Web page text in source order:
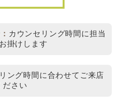
カウンセリング時間に担当
掛けします
ング時間に合わせてご来店
ださい